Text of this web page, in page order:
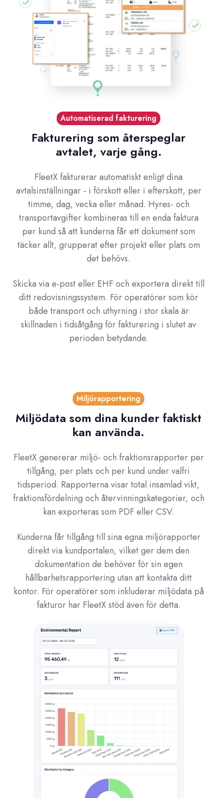
Automatiserad fakturering
Fakturering som återspeglar
avtalet, varje gång.
FleetX fakturerar automatiskt enligt dina
avtalsinställningar - i förskott eller i efterskott, per
timme, dag, vecka eller månad. Hyres- och
transportavgifter kombineras till en enda faktura
per kund så att kunderna får ett dokument som
täcker allt, grupperat efter projekt eller plats om
det behövs.
Skicka via e-post eller EHF och exportera direkt till
ditt redovisningssystem. För operatörer som kör
både transport och uthyrning i stor skala är
skillnaden i tidsåtgång för fakturering i slutet av
perioden betydande.
Miljörapportering
Miljödata som dina kunder faktiskt
kan använda.
FleetX genererar miljö- och fraktionsrapporter per
tillgång, per plats och per kund under valfri
tidsperiod. Rapporterna visar total insamlad vikt,
fraktionsfördelning och återvinningskategorier, och
kan exporteras som PDF eller CSV.
Kunderna får tillgång till sina egna miljörapporter
direkt via kundportalen, vilket ger dem den
dokumentation de behöver för sin egen
hållbarhetsrapportering utan att kontakta ditt
kontor. För operatörer som inkluderar miljödata på
fakturor har FleetX stöd även för detta.